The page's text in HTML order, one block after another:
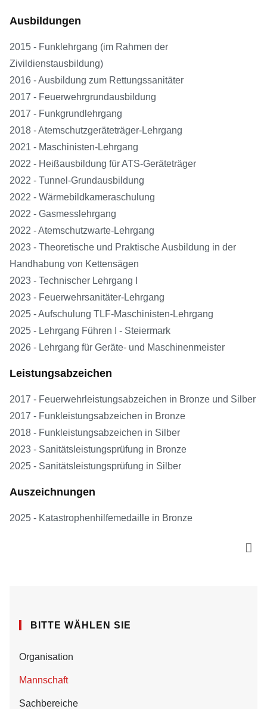
Ausbildungen
2015 - Funklehrgang (im Rahmen der
Zivildienstausbildung)
2016 - Ausbildung zum Rettungssanitäter
2017 - Feuerwehrgrundausbildung
2017 - Funkgrundlehrgang
2018 - Atemschutzgeräteträger-Lehrgang
2021 - Maschinisten-Lehrgang
2022 - Heißausbildung für ATS-Geräteträger
2022 - Tunnel-Grundausbildung
2022 - Wärmebildkameraschulung
2022 - Gasmesslehrgang
2022 - Atemschutzwarte-Lehrgang
2023 - Theoretische und Praktische Ausbildung in der
Handhabung von Kettensägen
2023 - Technischer Lehrgang I
2023 - Feuerwehrsanitäter-Lehrgang
2025 - Aufschulung TLF-Maschinisten-Lehrgang
2025 - Lehrgang Führen I - Steiermark
2026 - Lehrgang für Geräte- und Maschinenmeister
Leistungsabzeichen
2017 - Feuerwehrleistungsabzeichen in Bronze und Silber
2017 - Funkleistungsabzeichen in Bronze
2018 - Funkleistungsabzeichen in Silber
2023 - Sanitätsleistungsprüfung in Bronze
2025 - Sanitätsleistungsprüfung in Silber
Auszeichnungen
2025 - Katastrophenhilfemedaille in Bronze
BITTE WÄHLEN SIE
Organisation
Mannschaft
Sachbereiche